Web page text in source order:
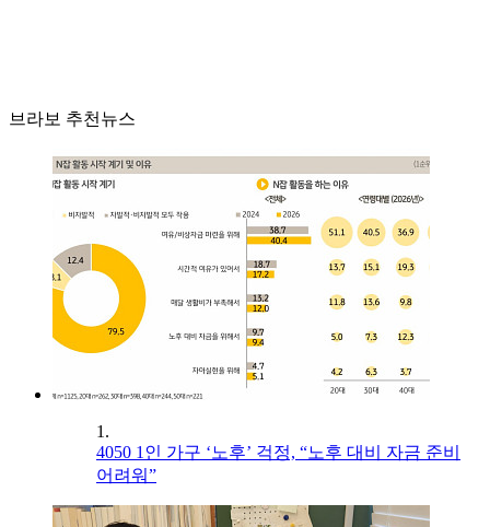
브라보 추천뉴스
1.
4050 1인 가구 ‘노후’ 걱정, “노후 대비 자금 준비
어려워”